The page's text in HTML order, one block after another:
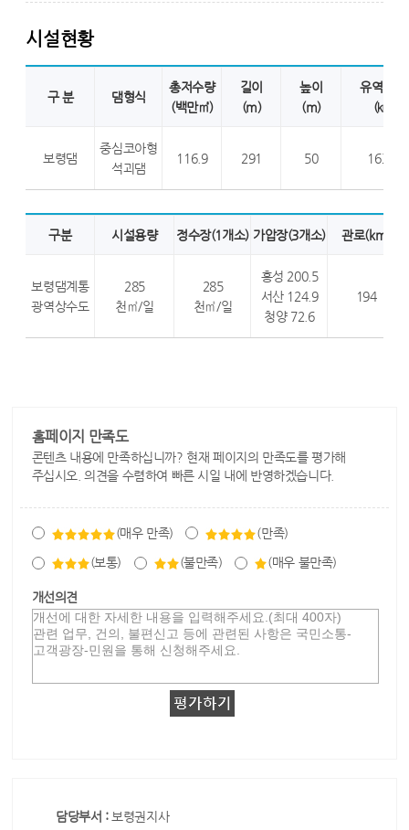
시설현황
구 분 댐형식
총저수량
(백만㎥)
길이
(m)
높이
(m)
유역면적
(㎦)
보령댐
중심코아형
석괴댐
116.9 291 50 163.6
구분 시설용량 정수장(1개소) 가압장(3개소) 관로(km)
보령댐계통
광역상수도
285
천㎥/일
285
천㎥/일
홍성 200.5
서산 124.9
청양 72.6
194
홈페이지 만족도
콘텐츠 내용에 만족하십니까? 현재 페이지의 만족도를 평가해
주십시오. 의견을 수렴하여 빠른 시일 내에 반영하겠습니다.
(매우 만족) (만족)
(보통) (불만족) (매우 불만족)
개선의견
담당부서 :보령권지사